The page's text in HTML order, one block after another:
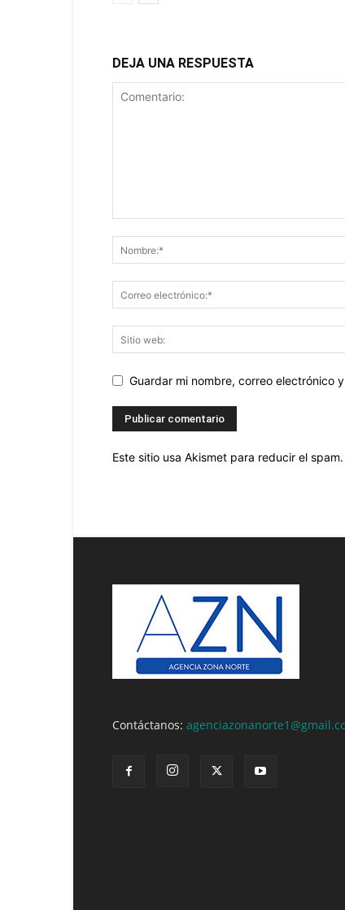
DEJA UNA RESPUESTA
Guardar mi nombre, correo electrónico
Este sitio usa Akismet para reducir el spam.
Contáctanos: